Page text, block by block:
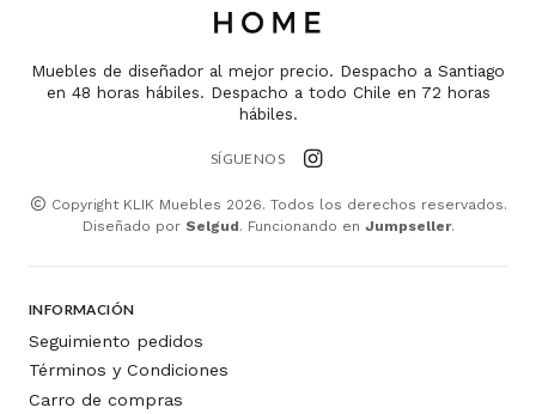
Muebles de diseñador al mejor precio. Despacho a Santiago
en 48 horas hábiles. Despacho a todo Chile en 72 horas
hábiles.
SÍGUENOS
Copyright KLIK Muebles 2026. Todos los derechos reservados.
Diseñado por Selgud. Funcionando en Jumpseller.
INFORMACIÓN
Seguimiento pedidos
Términos y Condiciones
Carro de compras